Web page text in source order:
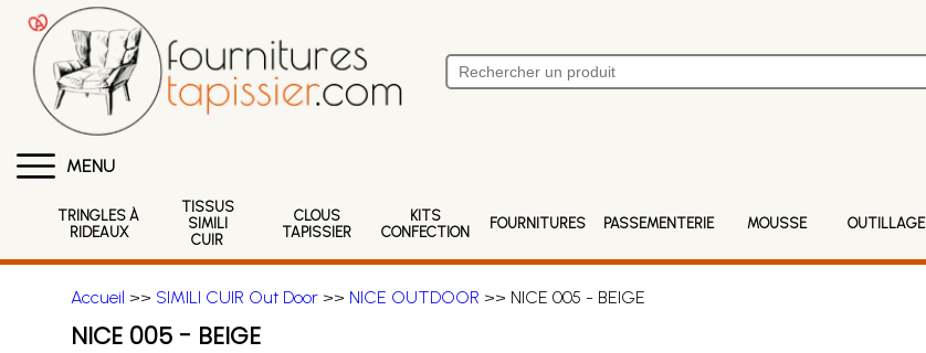
MENU
TRINGLES À
RIDEAUX
TISSUS
SIMILI
CUIR
CLOUS
TAPISSIER
KITS
CONFECTION
FOURNITURES PASSEMENTERIE MOUSSE OUTILLAGE
Accueil >> SIMILI CUIR Out Door>> NICE OUTDOOR >> NICE 005 - BEIGE
NICE 005 - BEIGE